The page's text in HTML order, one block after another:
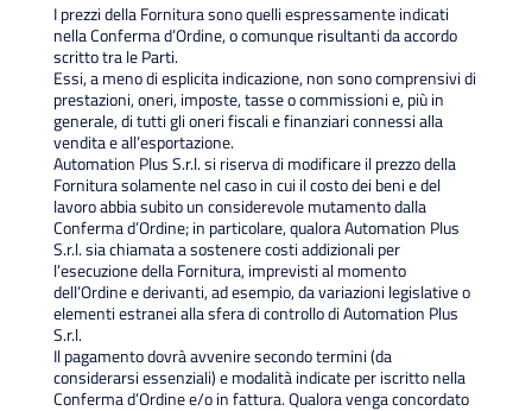
I prezzi della Fornitura sono quelli espressamente indicati
nella Conferma d’Ordine, o comunque risultanti da accordo
scritto tra le Parti.
Essi, a meno di esplicita indicazione, non sono comprensivi di
prestazioni, oneri, imposte, tasse o commissioni e, più in
generale, di tutti gli oneri fiscali e finanziari connessi alla
vendita e all’esportazione.
Automation Plus S.r.l. si riserva di modificare il prezzo della
Fornitura solamente nel caso in cui il costo dei beni e del
lavoro abbia subito un considerevole mutamento dalla
Conferma d’Ordine; in particolare, qualora Automation Plus
S.r.l. sia chiamata a sostenere costi addizionali per
l’esecuzione della Fornitura, imprevisti al momento
dell’Ordine e derivanti, ad esempio, da variazioni legislative o
elementi estranei alla sfera di controllo di Automation Plus
S.r.l.
Il pagamento dovrà avvenire secondo termini (da
considerarsi essenziali) e modalità indicate per iscritto nella
Conferma d’Ordine e/o in fattura. Qualora venga concordato